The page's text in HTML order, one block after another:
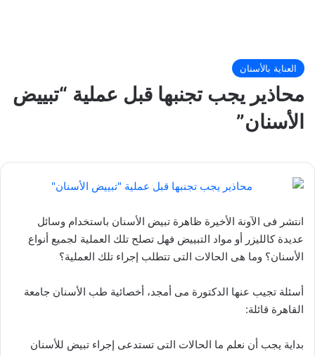
العناية بالأسنان
محاذير يجب تجنبها قبل عملية “تبييض
الأسنان”
انتشر فى الآونة الأخيرة ظاهرة تبيض الأسنان باستخدام وسائل
عديدة كالليزر أو مواد التبييض فهل تصلح تلك العملية لجميع أنواع
الأسنان؟ وما هى الحالات التى تتطلب إجراء تلك العملية؟
أسئلة تجيب عنها الدكتورة مى أمجد، أخصائية طب الأسنان جامعة
القاهرة قائلة:
بداية يجب أن نعلم ما الحالات التى تستدعى إجراء تبيض للأسنان